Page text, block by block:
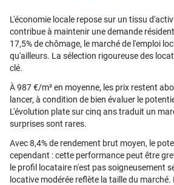
L'économie locale repose sur un tissu
contribue à maintenir une demande
17,5% de chômage, le marché de l'emploi
qu'ailleurs. La sélection rigoureuse des
clé.
À 987 €/m² en moyenne, les prix restent
lancer, à condition de bien évaluer le
L'évolution plate sur cinq ans traduit un
surprises sont rares.
Avec 8,4% de rendement brut moyen, le
cependant : cette performance peut être
le profil locataire n'est pas soigneusement
locative modérée reflète la taille du marché.